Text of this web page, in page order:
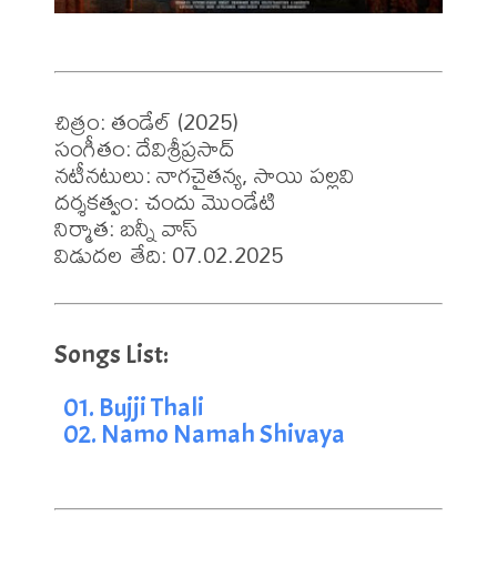
చిత్రం: తండేల్ (2025)
సంగీతం: దేవిశ్రీప్రసాద్
నటీనటులు: నాగచైతన్య, సాయి పల్లవి
దర్శకత్వం: చందు మొండేటి
నిర్మాత: బన్నీ వాస్
విడుదల తేది: 07.02.2025
01. Bujji Thali
02. Namo Namah Shivaya